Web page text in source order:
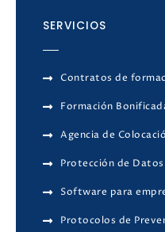
SERVICIOS
Contratos de
Formación
Agencia de
Protección de Datos
Software para
Protocolos de